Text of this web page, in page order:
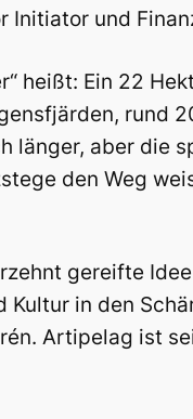
Initiator und
heißt: Ein 22
rund
aber die
den Weg
gereifte
in den
Artipelag ist